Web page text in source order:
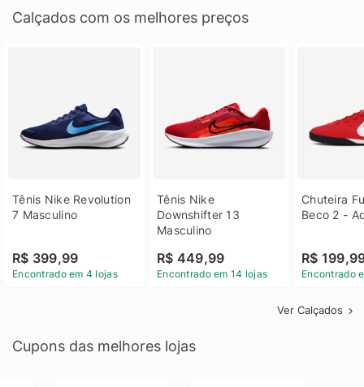
Calçados com os melhores preços
Tênis Nike Revolution
7 Masculino
R$ 399,99
Encontrado em 4 lojas
Tênis Nike
Downshifter 13
Masculino
R$ 449,99
Encontrado em 14 lojas
Chuteira
Beco 2 -
R$
Encontrado
Ver Calçados
Cupons das melhores lojas